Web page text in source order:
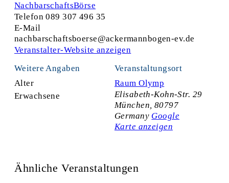
Veranstaltungsort
Raum Olymp
Elisabeth-Kohn-Str. 29
München, 80797
Germany Google
Karte anzeigen
NachbarschaftsBörse
Telefon089 307 496 35
E-Mail
nachbarschaftsboerse@ackermannbogen-ev.de
Veranstalter-Website anzeigen
Weitere Angaben
Alter
Erwachsene
Ähnliche Veranstaltungen